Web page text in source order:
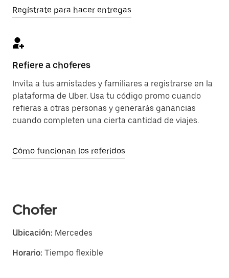
Regístrate para hacer entregas
Refiere a choferes
Invita a tus amistades y familiares a registrarse en la
plataforma de Uber. Usa tu código promo cuando
refieras a otras personas y generarás ganancias
cuando completen una cierta cantidad de viajes.
Cómo funcionan los referidos
Chofer
Ubicación: Mercedes
Horario: Tiempo flexible